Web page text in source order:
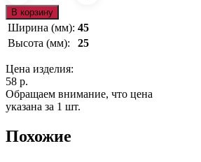
БМл77
В корзину
Ширина (мм): 45
Высота (мм):
25
Цена изделия:
58 р.
Обращаем внимание, что цена
указана за 1 шт.
Похожие